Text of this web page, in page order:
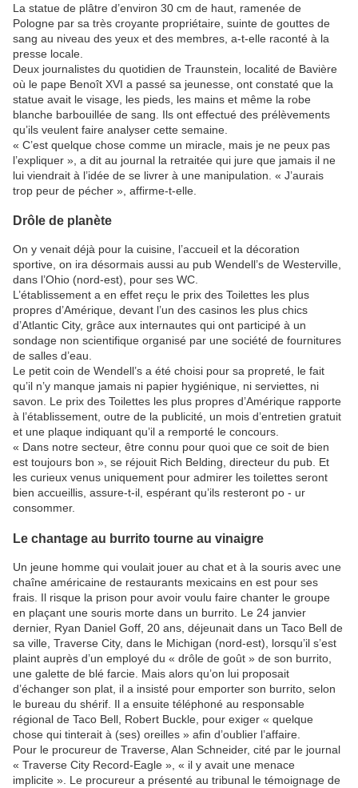
La statue de plâtre d’environ 30 cm de haut, ramenée de
Pologne par sa très croyante propriétaire, suinte de gouttes de
sang au niveau des yeux et des membres, a-t-elle raconté à la
presse locale.
Deux journalistes du quotidien de Traunstein, localité de Bavière
où le pape Benoît XVI a passé sa jeunesse, ont constaté que la
statue avait le visage, les pieds, les mains et même la robe
blanche barbouillée de sang. Ils ont effectué des prélèvements
qu’ils veulent faire analyser cette semaine.
« C’est quelque chose comme un miracle, mais je ne peux pas
l’expliquer », a dit au journal la retraitée qui jure que jamais il ne
lui viendrait à l’idée de se livrer à une manipulation. « J’aurais
trop peur de pécher », affirme-t-elle.
Drôle de planète
On y venait déjà pour la cuisine, l’accueil et la décoration
sportive, on ira désormais aussi au pub Wendell’s de Westerville,
dans l’Ohio (nord-est), pour ses WC.
L’établissement a en effet reçu le prix des Toilettes les plus
propres d’Amérique, devant l’un des casinos les plus chics
d’Atlantic City, grâce aux internautes qui ont participé à un
sondage non scientifique organisé par une société de fournitures
de salles d’eau.
Le petit coin de Wendell’s a été choisi pour sa propreté, le fait
qu’il n’y manque jamais ni papier hygiénique, ni serviettes, ni
savon. Le prix des Toilettes les plus propres d’Amérique rapporte
à l’établissement, outre de la publicité, un mois d’entretien gratuit
et une plaque indiquant qu’il a remporté le concours.
« Dans notre secteur, être connu pour quoi que ce soit de bien
est toujours bon », se réjouit Rich Belding, directeur du pub. Et
les curieux venus uniquement pour admirer les toilettes seront
bien accueillis, assure-t-il, espérant qu’ils resteront po - ur
consommer.
Le chantage au burrito tourne au vinaigre
Un jeune homme qui voulait jouer au chat et à la souris avec une
chaîne américaine de restaurants mexicains en est pour ses
frais. Il risque la prison pour avoir voulu faire chanter le groupe
en plaçant une souris morte dans un burrito. Le 24 janvier
dernier, Ryan Daniel Goff, 20 ans, déjeunait dans un Taco Bell de
sa ville, Traverse City, dans le Michigan (nord-est), lorsqu’il s’est
plaint auprès d’un employé du « drôle de goût » de son burrito,
une galette de blé farcie. Mais alors qu’on lui proposait
d’échanger son plat, il a insisté pour emporter son burrito, selon
le bureau du shérif. Il a ensuite téléphoné au responsable
régional de Taco Bell, Robert Buckle, pour exiger « quelque
chose qui tinterait à (ses) oreilles » afin d’oublier l’affaire.
Pour le procureur de Traverse, Alan Schneider, cité par le journal
« Traverse City Record-Eagle », « il y avait une menace
implicite ». Le procureur a présenté au tribunal le témoignage de